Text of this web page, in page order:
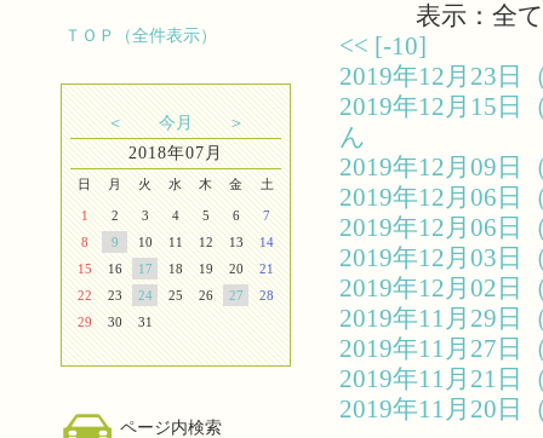
ＴＯＰ（全件表示）
＜ 今月
＞
2018年07月
日 月 火 水 木 金 土
1 2 3 4 5 6
7
8
9 10 11 12 13
14
15
16 17 18 19 20
21
22
23 24 25 26 27
28
29
30 31
ページ内検索
表示：全て
<< [-10]
2019年12月23
2019年12月15
ん
2019年12月09
2019年12月06
2019年12月06
2019年12月03
2019年12月02
2019年11月29
2019年11月27
2019年11月21
2019年11月20